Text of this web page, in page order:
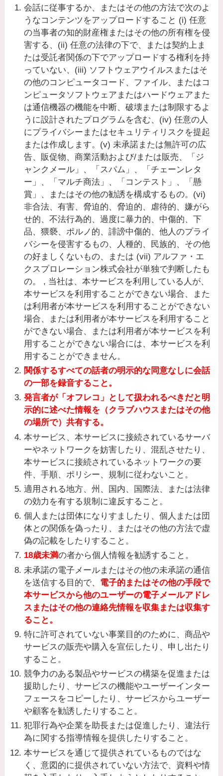
会話に従事するか、またはその他の方法で次のよ
うなコンテンツをアップロードすること (i) 任意
の当事者の知的財産権またはその他の所有権を侵
害する、(ii) 任意の法律の下で、または契約上ま
たは受託者関係の下でアップロードする権利を持
っていない、(iii) ソフトウェアウイルスまたはそ
の他のコンピュータコード、ファイル、またはコ
ンピュータソフトウェアまたはハードウェアまた
は通信機器の機能を中断、破壊または制限するよ
うに設計されたプログラムを含む、(iv) 任意の人
にプライバシーまたはセキュリティリスクを提起
または作成します。(v) 未承諾または無許可の広
告、販促物、商業活動および/または販売、「ジ
ャンクメール」、「スパム」、「チェーンレタ
ー」、「マルチ商法」、「コンテスト」、「懸
賞」、またはその他の勧誘を構成するもの。(vi)
非合法、有害、脅迫的、脅迫的、虐待的、嫌がら
せ的、不法行為的、過度に暴力的、中傷的、下
品、猥褻、ポルノ的、誹謗中傷的、他人のプライ
バシーを侵害するもの、人種的、民族的、その他
の好ましくないもの、または (vii) アルファ・エ
クスプロレーション株式会社が単独で判断したも
の。 , 当社は、本サービスを利用している人が、
本サービスを利用することができない場合、また
は利用者が本サービスを利用することができない
場合、または利用者が本サービスを利用すること
ができない場合、または利用者が本サービスを利
用することができない場合には、本サービスを利
用することができません。
関係するすべての話者の明示的な同意なしに会話
の一部を録音すること。
発言者が「オフレコ」として扱われるべきだと明
示的に述べた情報を（クラブハウスまたはその他
の場所で）共有する。
本サービス、本サービスに接続されているサーバ
ーやネットワークを妨害したり、混乱させたり、
本サービスに接続されているネットワークの要
件、手順、ポリシー、規制に従わないこと。
適用される地方、州、国内、国際法、または法律
の効力を有する規制に違反すること。
個人または団体になりすましたり、個人または団
体との関係を偽ったり、またはその他の方法で虚
偽の記載をしたりすること。
18歳未満の者から個人情報を勧誘すること。
未承諾の電子メールまたはその他の未承諾の通信
を送信する目的で、 電子的またはその他の手段で
本サービスから他のユーザーの電子メールアドレ
スまたはその他の連絡先情報を収集または収集す
ること。
特に許可されていない事業目的のために、商品や
サービスの販売や購入を宣伝したり、申し出たり
すること。
競争力のある製品やサービスの構築を促進または
援助したり、サービスの機能やユーザーインター
フェースをコピーしたり、サービスからユーザー
や顧客を勧誘したりすること。
犯罪行為や企業を助長または促進したり、違法行
為に関する指導情報を提供したりすること。
本サービスを通じて提供されているものではな
く、意図的に提供されていない方法で、資料や情